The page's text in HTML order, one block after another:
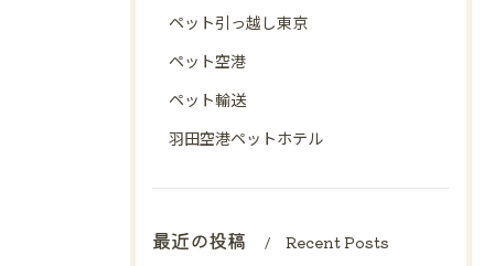
ペット引っ越し東京
ペット空港
ペット輸送
羽田空港ペットホテル
最近の投稿 Recent Posts